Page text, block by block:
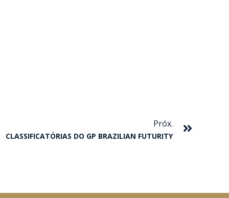
Próx.
CLASSIFICATÓRIAS DO GP BRAZILIAN FUTURITY